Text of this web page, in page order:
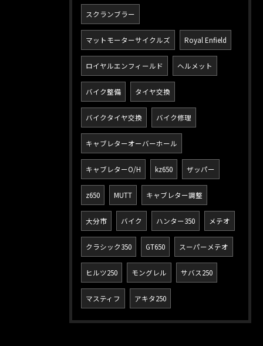
スクランブラー
マットモーターサイクルズ Royal Enfield
ロイヤルエンフィールド ヘルメット
バイク整備 タイヤ交換
バイクタイヤ交換 バイク修理
キャブレターオーバーホール
キャブレターO/H kz650 ザッパー
z650 MUTT キャブレター調整
大分市 バイク ハンター350 メテオ
クラシック350 GT650 スーパーメテオ
ヒルツ250 モングレル サバス250
マスティフ アキタ250